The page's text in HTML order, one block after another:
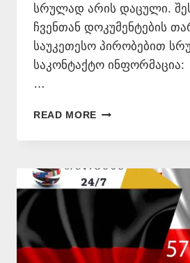
სრულად არის დაცული.
ჩვენთან დოკუმენტების
საუკეთესო პირობებით
საკონტაქტო
…
READ MORE ᲒᲔᲠᲛᲐᲜᲣᲚᲘ
ᲗᲐᲠᲒᲛᲜᲐ
577
546